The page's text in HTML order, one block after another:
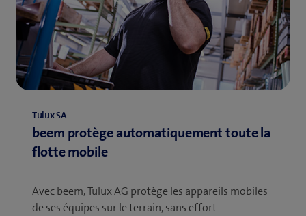
Tulux SA
beem protège automatiquement toute la
flotte mobile
Avec beem, Tulux AG protège les appareils mobiles
de ses équipes sur le terrain, sans effort